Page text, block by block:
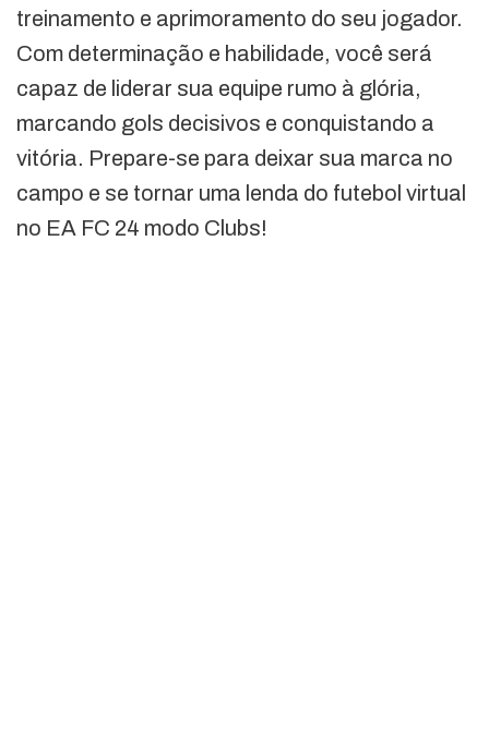
treinamento e aprimoramento do seu jogador.
Com determinação e habilidade, você será
capaz de liderar sua equipe rumo à glória,
marcando gols decisivos e conquistando a
vitória. Prepare-se para deixar sua marca no
campo e se tornar uma lenda do futebol virtual
no EA FC 24 modo Clubs!